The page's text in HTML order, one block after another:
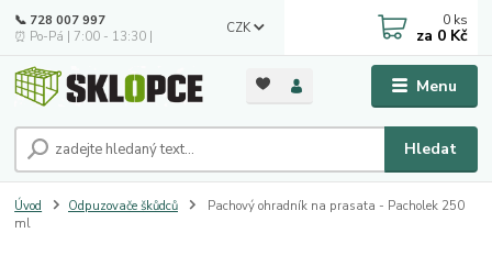
Menu
CZK
Hledat
📞 728 007 997
⏰ Po-Pá | 7:00 - 13:30 |
0 ks
za 0 Kč
Úvod Odpuzovače škůdců
Pachový ohradník na prasata - Pacholek 250
ml